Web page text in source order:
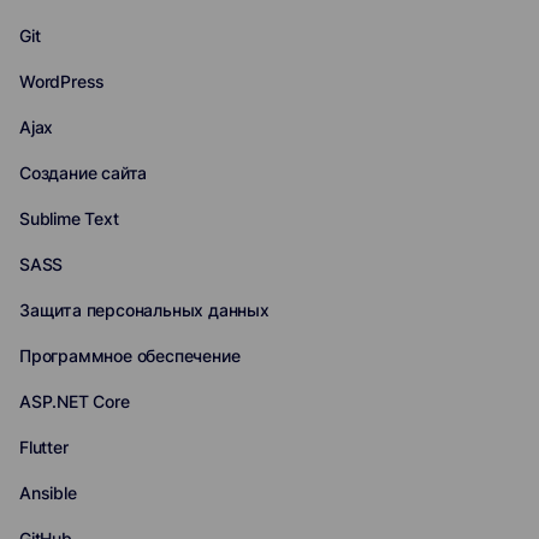
Git
WordPress
Ajax
Создание сайта
Sublime Text
SASS
Защита персональных данных
Программное обеспечение
ASP.NET Core
Flutter
Ansible